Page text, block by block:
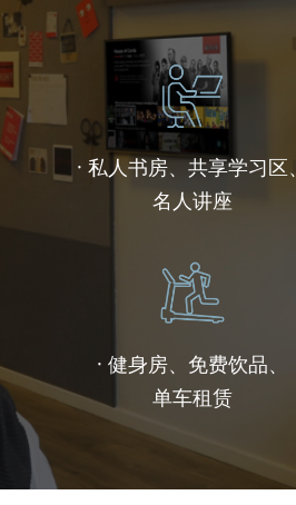
· 私人书房、共享学习区、
名人讲座
· 健身房、免费饮品、
单车租赁